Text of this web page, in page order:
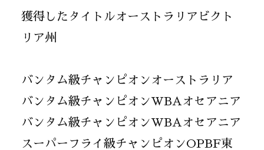
獲得したタイトルオーストラリアビクト
リア州
バンタム級チャンピオンオーストラリア
バンタム級チャンピオンWBAオセアニア
バンタム級チャンピオンWBAオセアニア
スーパーフライ級チャンピオンOPBF東